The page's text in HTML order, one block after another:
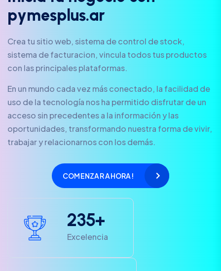
pymesp us.ar
Crea tu sitio web, sistema de control de stock,
sistema de facturacion, vincula todos tus productos
con las principales plataformas.
En un mundo cada vez más conectado, la facilidad de
uso de la tecnología nos ha permitido disfrutar de un
acceso sin precedentes a la información y las
oportunidades, transformando nuestra forma de vivir,
trabajar y relacionarnos con los demás.
COMENZAR AHORA!
235+
Excelencia